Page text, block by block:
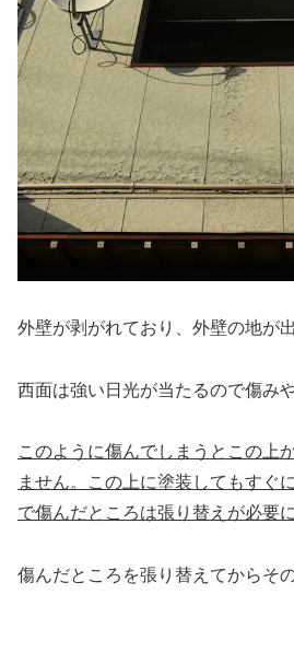
外壁が剥がれており、外壁の地が
西面は強い日光が当たるので傷み
このように傷んでしまうとこの上
ません。この上に塗装してもすぐ
で傷んだところは張り替えが必要
傷んだところを張り替えてからそ